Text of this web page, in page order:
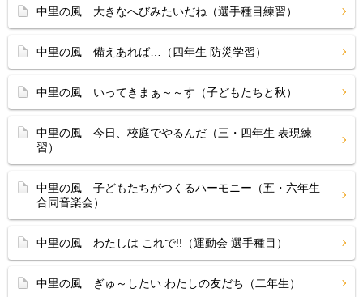
中里の風 大きなへびみたいだね（選手種目練習）
中里の風 備えあれば…（四年生 防災学習）
中里の風 いってきまぁ～～す（子どもたちと秋）
中里の風 今日、校庭でやるんだ（三・四年生 表現練
習）
中里の風 子どもたちがつくるハーモニー（五・六年生
合同音楽会）
中里の風 わたしは これで!!（運動会 選手種目）
中里の風 ぎゅ～したい わたしの友だち（二年生）